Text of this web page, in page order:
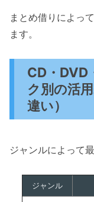
まとめ借りによっ
ます。
CD・DVD
ク別の活
違い）
ジャンルによって
ジャンル